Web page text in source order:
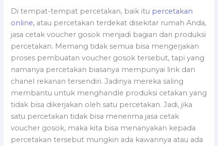
Di tempat-tempat percetakan, baik itu percetakan
online, atau percetakan terdekat disekitar rumah Anda,
jasa cetak voucher gosok menjadi bagian dari produksi
percetakan. Memang tidak semua bisa mengerjakan
proses pembuatan voucher gosok tersebut, tapi yang
namanya percetakan biasanya mempunyai link dan
chanel rekanan tersendiri. Jadinya mereka saling
membantu untuk menghandle produksi cetakan yang
tidak bisa dikerjakan oleh satu percetakan. Jadi, jika
satu percetakan tidak bisa menerima jasa cetak
voucher gosok, maka kita bisa menanyakan kepada
percetakan tersebut mungkin ada kawannya atau ada